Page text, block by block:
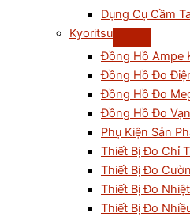
Dụng Cụ Cầm
Kyoritsu
Đồng Hồ Ampe
Đồng Hồ Đo
Đồng Hồ Đo
Đồng Hồ Đo
Phụ Kiện Sản
Thiết Bị Đo Chỉ
Thiết Bị Đo
Thiết Bị Đo
Thiết Bị Đo